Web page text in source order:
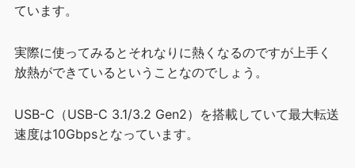
ています。
実際に使ってみるとそれなりに熱くなるのですが上手く
放熱ができているということなのでしょう。
USB-C（USB-C 3.1/3.2 Gen2）を搭載していて最大転送
速度は10Gbpsとなっています。